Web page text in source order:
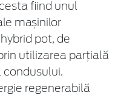
fiind unul
mașinilor
pot, de
utilizarea parțială
condusului.
regenerabilă